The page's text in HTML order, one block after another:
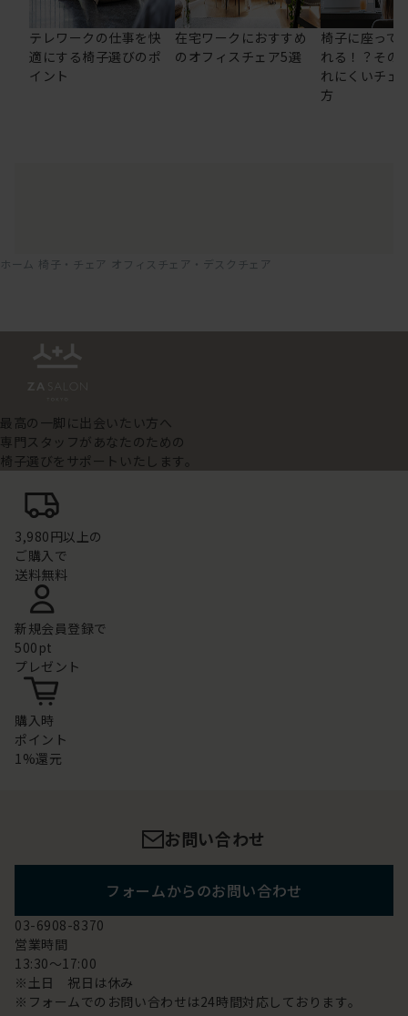
テレワークの仕事を快
適にする椅子選びのポ
イント
在宅ワークにおすすめ
のオフィスチェア5選
椅子に座って
れる！？その
れにくいチェ
方
ホーム 椅子・チェア オフィスチェア・デスクチェア
最高の一脚に出会いたい方へ
専門スタッフがあなたのための
椅子選びをサポートいたします。
3,980円以上の
ご購入で
送料無料
新規会員登録で
500pt
プレゼント
購入時
ポイント
1%還元
お問い合わせ
フォームからのお問い合わせ
03-6908-8370
営業時間
13:30～17:00
※土日 祝日は休み
※フォームでのお問い合わせは24時間対応しております。